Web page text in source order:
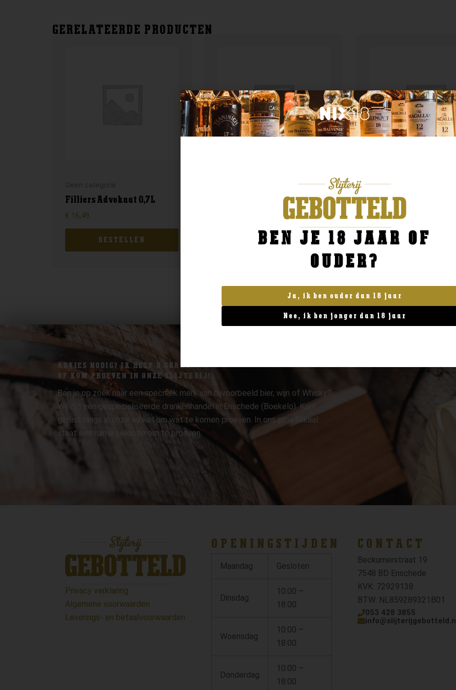
GERELATEERDE PRODUCTEN
Filliers Advokaat 0,7L
€ 16,49
BESTELLEN
Filliers Advokaat 2x10cl
BESTELLEN
Geen categorie
Tukkerschnapps 0.2
7,99
BESTELLEN
ADVIES NODIG? IK HELP U GRAAG.
OF KOM PROEVEN IN ONZE SLIJTERIJ!
Ben je op zoek naar een specifiek merk van bijvoorbeeld bier, wijn of Whisky?
Wij zijn een gespecialiseerde drankenhandel in Enschede (Boekelo). Kom
gerust langs in onze winkel om wat te komen proeven. In ons proeflokaal
staat een ruime selectie om te proeven.
Privacy verklaring
Algemene voorwaarden
Leverings- en betaalvoorwaarden
OPENINGSTIJDEN
Maandag Gesloten
Dinsdag
10:00 –
18:00
Woensdag
10:00 –
18:00
Donderdag
10:00 –
18:00
CONTACT
Beckumerstraat 19
7548 BD Enschede
KVK: 72929138
BTW: NL859289321B01
053 428 3855
info@slijterijgebotteld.nl
BEN JE 18 JAAR OF
OUDER?
Ja, ik ben ouder dan 18 jaar
Nee, ik ben jonger dan 18 jaar